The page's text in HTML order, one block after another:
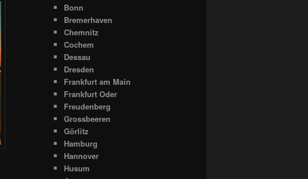
Bonn
Bremerhaven
Chemnitz
Cochem
Dessau
Dresden
Frankfurt am Main
Frankfurt Oder
Freudenberg
Grossbeeren
Görlitz
Hamburg
Hannover
Husum